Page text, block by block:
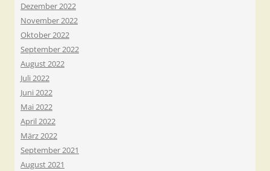
Dezember 2022
November 2022
Oktober 2022
September 2022
August 2022
Juli 2022
Juni 2022
Mai 2022
April 2022
März 2022
September 2021
August 2021